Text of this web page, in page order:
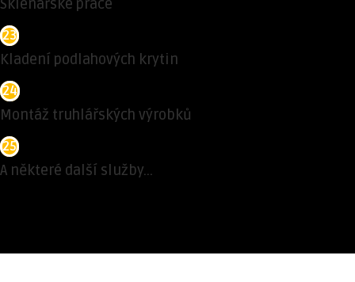
Sklenářské práce
23
Kladení podlahových krytin
24
Montáž truhlářských výrobků
25
A některé další služby...